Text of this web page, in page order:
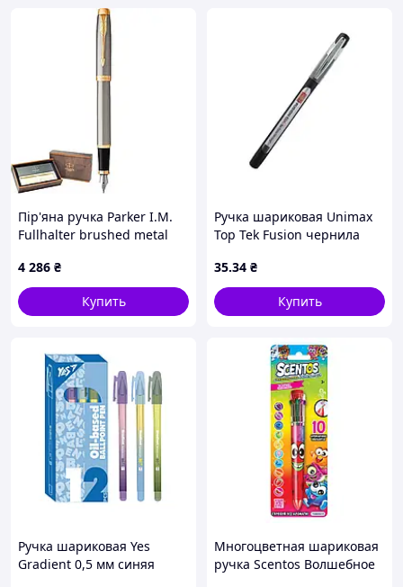
Пір'яна ручка Parker I.M.
Fullhalter brushed metal
4 286 ₴
Купить
Ручка шариковая Unimax
Top Tek Fusion чернила
10 000-01)
35.34 ₴
Купить
Ручка шариковая Yes
Gradient 0,5 мм синяя
Многоцветная шариковая
ручка Scentos Волшебное